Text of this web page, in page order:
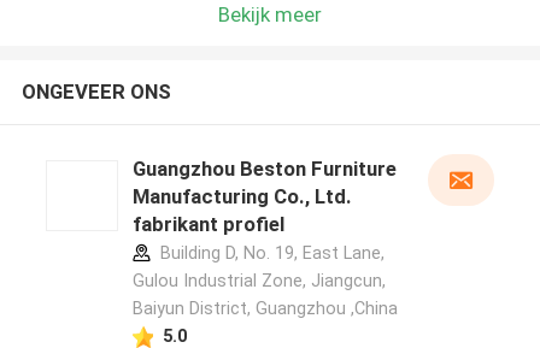
Bekijk meer
ONGEVEER ONS
Guangzhou Beston Furniture
Manufacturing Co., Ltd.
fabrikant profiel
Building D, No. 19, East Lane,
Gulou Industrial Zone, Jiangcun,
Baiyun District, Guangzhou ,China
5.0